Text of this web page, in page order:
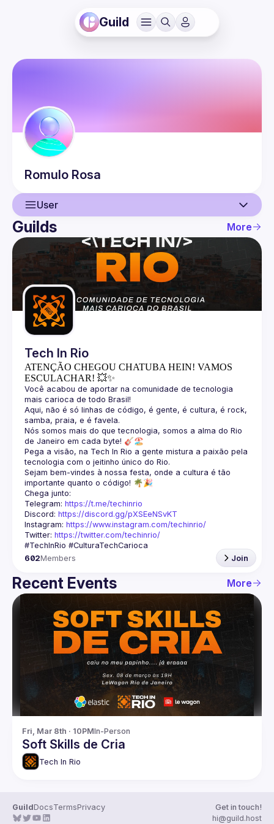
Guild
Romulo Rosa
User
User
Events
Guilds
Guilds More
Tech In Rio
ATENÇÃO CHEGOU CHATUBA HEIN! VAMOS
ESCULACHAR! 💥✨
Você acabou de aportar na comunidade de tecnologia
Aqui, não é só linhas de código, é gente, é cultura, é rock,
Nós somos mais do que tecnologia, somos a alma do Rio
Pega a visão, na Tech In Rio a gente mistura a paixão pela
Sejam bem-vindes à nossa festa, onde a cultura é tão
Telegram: https://t.me/techinrio
Discord: https://discord.gg/pXSEeNSvKT
Instagram: https://www.instagram.com/techinrio/
Twitter: https://twitter.com/techinrio/
602Members Join
Recent Events More
Fri, Mar 8th · 10PMIn-Person
Soft Skills de Cria
Tech In Rio
GuildDocsTermsPrivacy
Get in touch!
hi@guild.host